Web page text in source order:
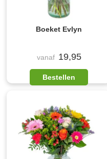
Boeket Evlyn
vanaf 19,95
Bestellen